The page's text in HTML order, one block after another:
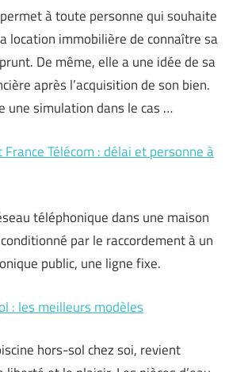
à toute personne qui souhaite
location immobilière de connaître sa
De même, elle a une idée de sa
après l’acquisition de son bien.
une simulation dans le cas …
France Télécom : délai et personne à
téléphonique dans une maison
par le raccordement à un
public, une ligne fixe.
: les meilleurs modèles
hors-sol chez soi, revient